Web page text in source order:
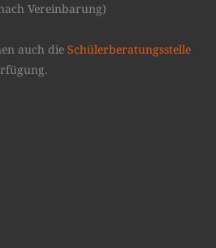
Vereinbarung)
auch die Schülerberatungsstelle